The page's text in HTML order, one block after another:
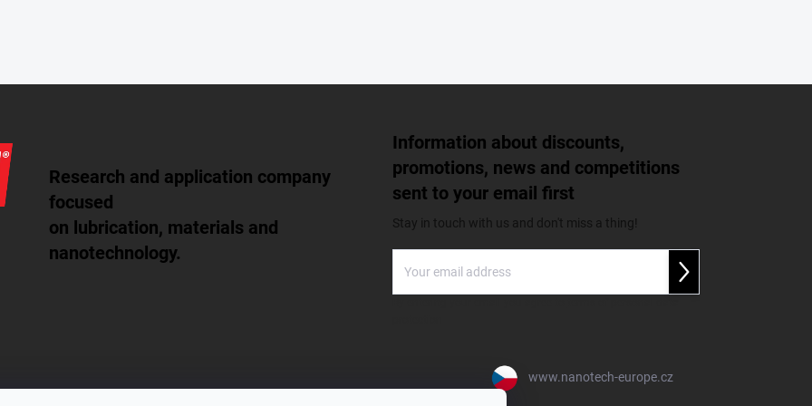
Research and application company
focused
on lubrication, materials and
nanotechnology.
Information about discounts,
promotions, news and competitions
sent to your email first
Stay in touch with us and don't miss a thing!
Přihlásit se
www.nanotech-europe.cz